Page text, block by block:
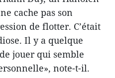
cache pas son
de flotter. C’était
Il y a quelque
jouer qui semble
note-t-il.